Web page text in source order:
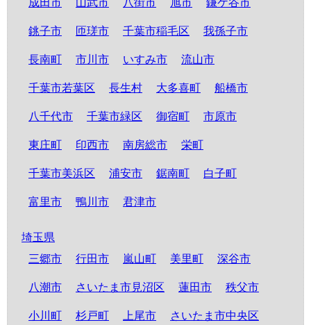
成田市 山武市 八街市 旭市 鎌ケ谷市
銚子市 匝瑳市 千葉市稲毛区 我孫子市
長南町 市川市 いすみ市 流山市
千葉市若葉区 長生村 大多喜町 船橋市
八千代市 千葉市緑区 御宿町 市原市
東庄町 印西市 南房総市 栄町
千葉市美浜区 浦安市 鋸南町 白子町
富里市 鴨川市 君津市
埼玉県
三郷市
行田市 嵐山町 美里町 深谷市
八潮市 さいたま市見沼区 蓮田市 秩父市
小川町 杉戸町 上尾市 さいたま市中央区